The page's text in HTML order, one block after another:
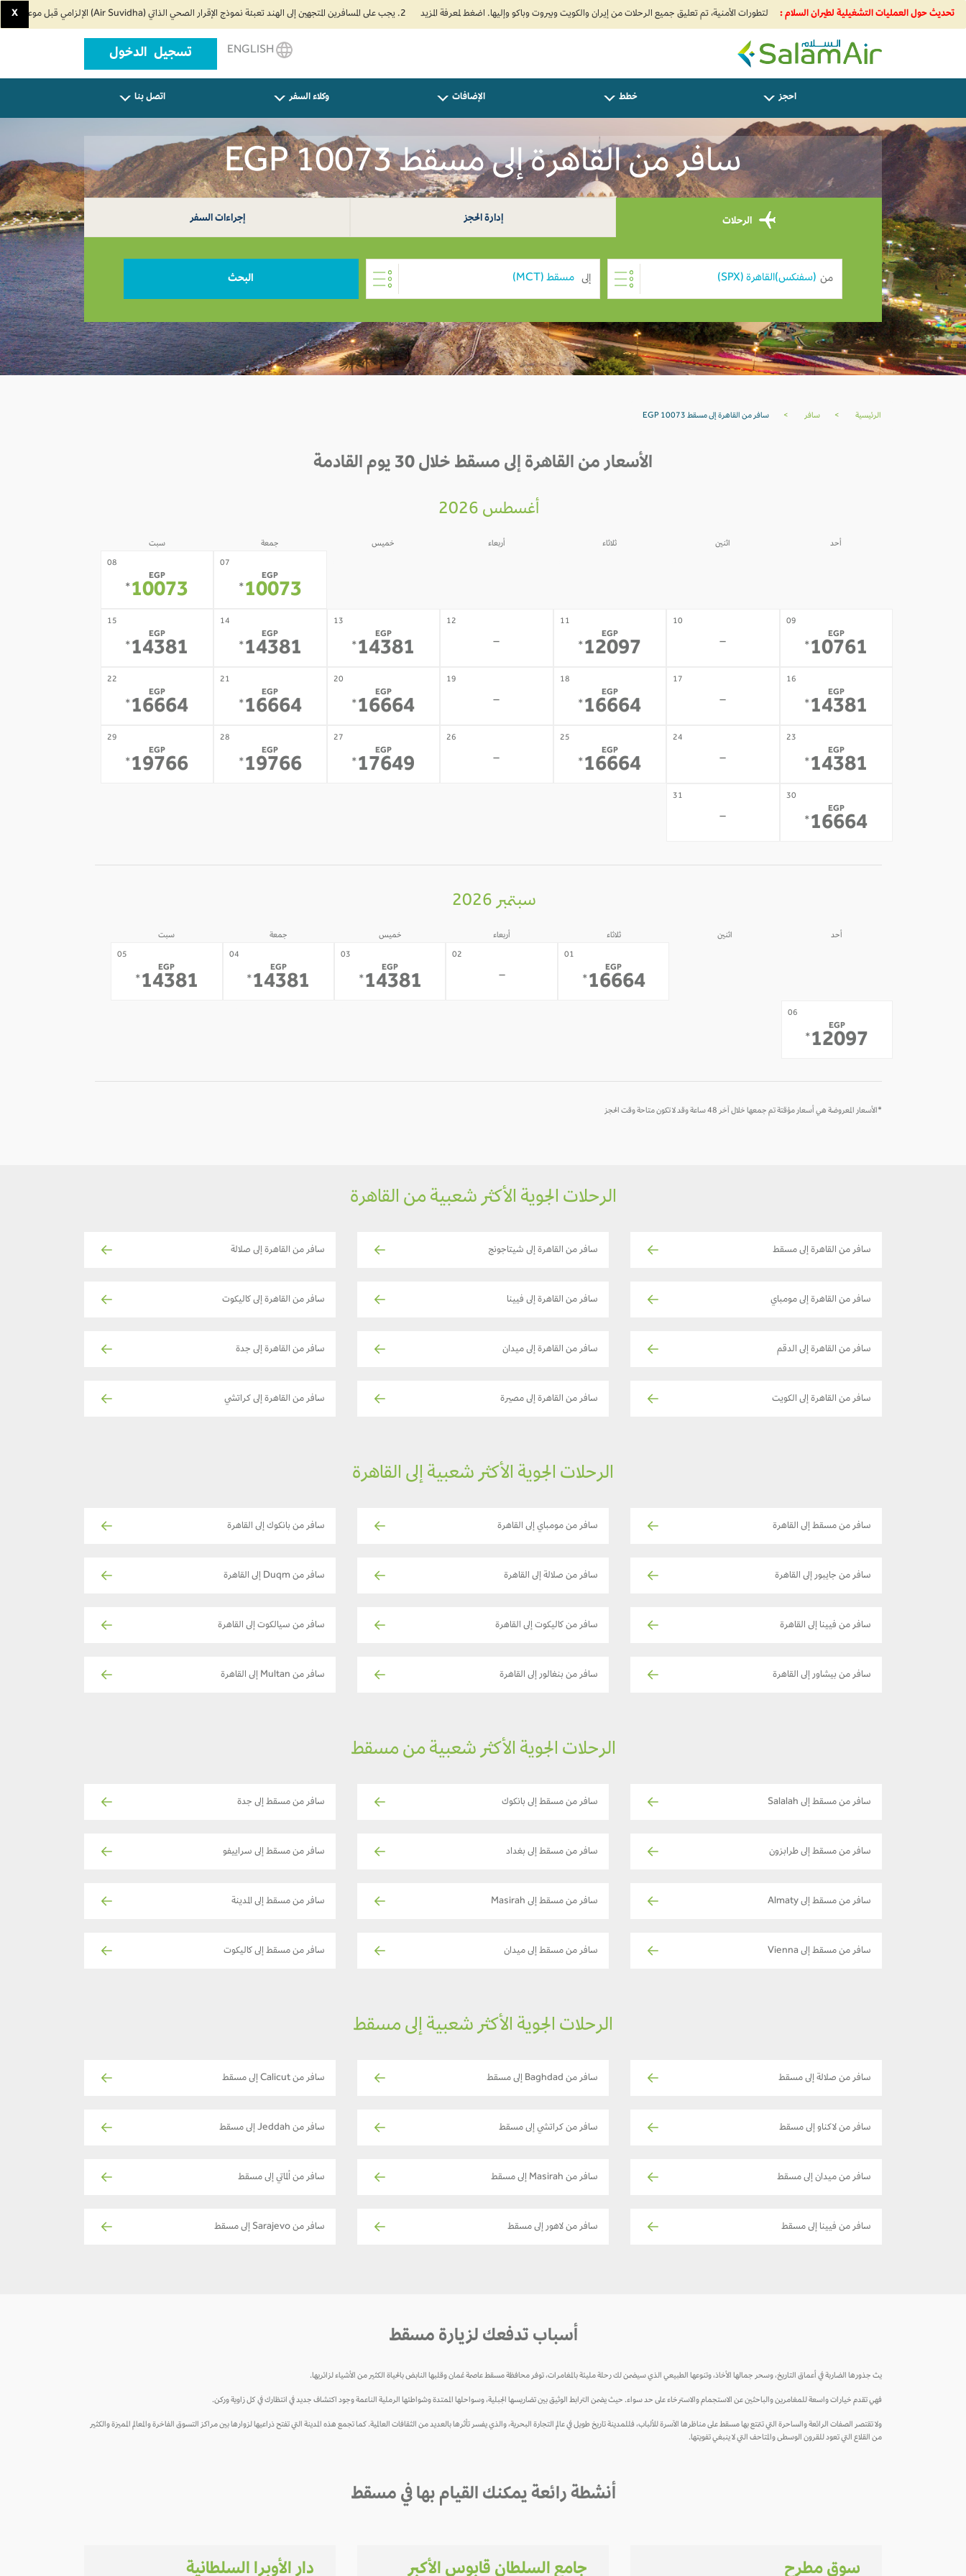
تحديث حول العمليات التشغيلية لطيران السلام : 2. يجب على المسافرين المتجهين إلى الهند تعبئة نموذج الإقرار الصحي الذاتي (Air Suvidha) الإلزامي قبل موعد الوصول بـ 24 ساعة على الأقل. اضغط هنا للدخول إلى بوابة Air Suvidha. X
SalamAir
تسجيل الدخول
احجز خطط الإضافات وكلاء السفر اتصل بنا
سافر من القاهرة إلى مسقط EGP 10073
الرحلات إدارة الحجز إجراءات السفر
من إلى البحث
الرئيسية > سافر > سافر من القاهرة إلى مسقط EGP 10073
الأسعار من القاهرة إلى مسقط خلال 30 يوم القادمة
أغسطس 2026
أحد اثنين ثلاثاء أربعاء خميس جمعة سبت
07
EGP
10073
*
08
EGP
10073
*
09
EGP
10761
*
10
-
11
EGP
12097
*
12
-
13
EGP
14381
*
14
EGP
14381
*
15
EGP
14381
*
16
EGP
14381
*
17
-
18
EGP
16664
*
19
-
20
EGP
16664
*
21
EGP
16664
*
22
EGP
16664
*
23
EGP
14381
*
24
-
25
EGP
16664
*
26
-
27
EGP
17649
*
28
EGP
19766
*
29
EGP
19766
*
30
EGP
16664
*
31
-
سبتمبر 2026
أحد اثنين ثلاثاء أربعاء خميس جمعة سبت
01
EGP
16664
*
02
-
03
EGP
14381
*
04
EGP
14381
*
05
EGP
14381
*
06
EGP
12097
*
*الأسعار المعروضة هي أسعار مؤقتة تم جمعها خلال آخر 48 ساعة وقد لا تكون متاحة وقت الحجز
الرحلات الجوية الأكثر شعبية من القاهرة
سافر من القاهرة إلى مسقط سافر من القاهرة إلى شيتاجونج سافر من القاهرة إلى صلالة
سافر من القاهرة إلى مومباي سافر من القاهرة إلى فيينا سافر من القاهرة إلى كاليكوت
سافر من القاهرة إلى الدقم سافر من القاهرة إلى ميدان سافر من القاهرة إلى جدة
سافر من القاهرة إلى الكويت سافر من القاهرة إلى مصيرة سافر من القاهرة إلى كراتشي
الرحلات الجوية الأكثر شعبية إلى القاهرة
سافر من مسقط إلى القاهرة سافر من مومباي إلى القاهرة سافر من بانكوك إلى القاهرة
سافر من جايبور إلى القاهرة سافر من صلالة إلى القاهرة سافر من Duqm إلى القاهرة
سافر من فيينا إلى القاهرة سافر من كاليكوت إلى القاهرة سافر من سيالكوت إلى القاهرة
سافر من بيشاور إلى القاهرة سافر من بنغالور إلى القاهرة سافر من Multan إلى القاهرة
الرحلات الجوية الأكثر شعبية من مسقط
سافر من مسقط إلى Salalah سافر من مسقط إلى بانكوك سافر من مسقط إلى جدة
سافر من مسقط إلى طرابزون سافر من مسقط إلى بغداد سافر من مسقط إلى سراييفو
سافر من مسقط إلى Almaty سافر من مسقط إلى Masirah سافر من مسقط إلى المدينة
سافر من مسقط إلى Vienna سافر من مسقط إلى ميدان سافر من مسقط إلى كاليكوت
الرحلات الجوية الأكثر شعبية إلى مسقط
سافر من صلالة إلى مسقط سافر من Baghdad إلى مسقط سافر من Calicut إلى مسقط
سافر من لاكناو إلى مسقط سافر من كراتشي إلى مسقط سافر من Jeddah إلى مسقط
سافر من ميدان إلى مسقط سافر من Masirah إلى مسقط سافر من ألماتي إلى مسقط
سافر من فيينا إلى مسقط سافر من لاهور إلى مسقط سافر من Sarajevo إلى مسقط
أسباب تدفعك لزيارة مسقط
يث جذورها الضاربة في أعماق التاريخ، وسحر جمالها الأخاذ، وتنوعها الطبيعي الذي سيضمن لك رحلة مليئة بالمغامرات، توفر محافظة مسقط عاصمة عُمان وقلبها النابض بالحياة الكثير من الأشياء لزائريها.
فهي تقدم خيارات واسعة للمغامرين والباحثين عن الاستجمام والاسترخاء على حد سواء. حيث يضمن الترابط الوثيق بين تضاريسها الجبلية، وسواحلها الممتدة وشواطئها الرملية الناعمة وجود اكتشاف جديد في انتظارك في كل زاوية وركن.
ولا تقتصر الصفات الرائعة والساحرة التي تتمتع بها مسقط على مناظرها الآسرة للألباب، فللمدينة تاريخ طويل في عالم التجارة البحرية، والذي يفسر تأثرها بالعديد من الثقافات العالمية. كما تجمع هذه المدينة التي تفتح ذراعيها لزوارها بين مراكز التسوق الفاخرة والمعالم المميزة والكثير
من القلاع التي تعود للقرون الوسطى والمتاحف التي لا ينبغي تفويتها.
أنشطة رائعة يمكنك القيام بها في مسقط
سوق مطرح جامع السلطان قابوس الأكبر دار الأوبرا السلطانية